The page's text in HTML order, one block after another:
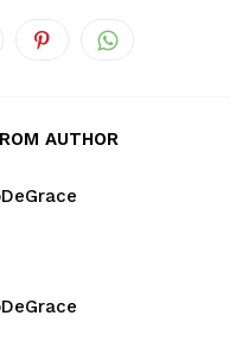
AUTHOR